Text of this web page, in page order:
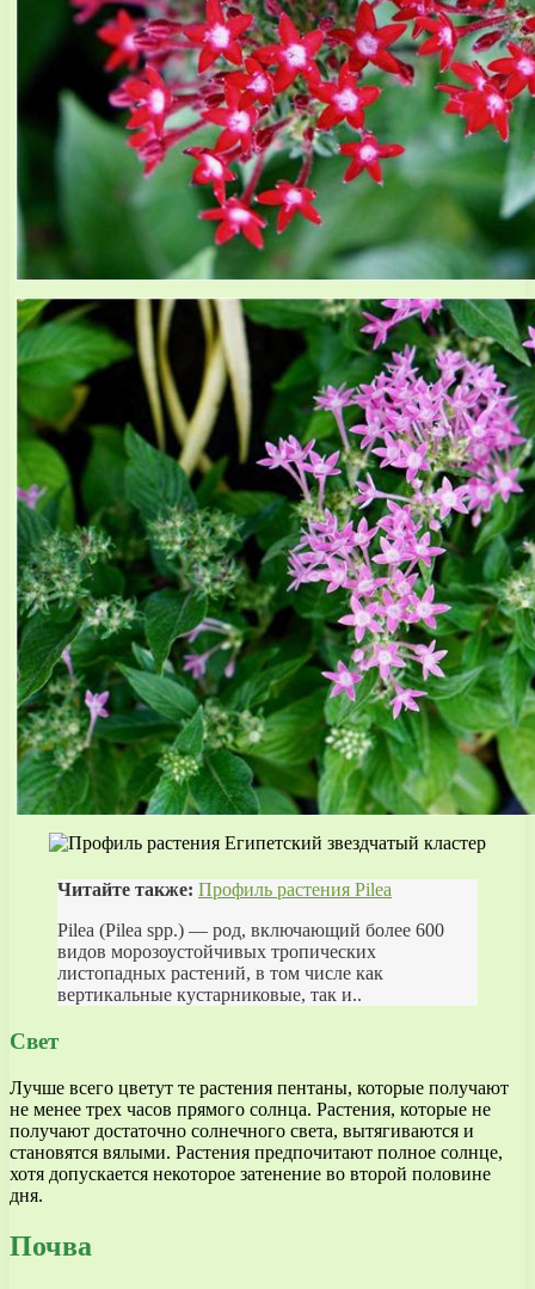
Читайте также: Профиль растения Pilea
Pilea (Pilea spp.) — род, включающий более 600
видов морозоустойчивых тропических
листопадных растений, в том числе как
вертикальные кустарниковые, так и..
Свет
Лучше всего цветут те растения пентаны, которые получают
не менее трех часов прямого солнца. Растения, которые не
получают достаточно солнечного света, вытягиваются и
становятся вялыми. Растения предпочитают полное солнце,
хотя допускается некоторое затенение во второй половине
дня.
Почва